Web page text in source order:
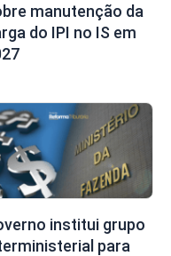
manutenção da
do IPI no IS em
institui grupo
para